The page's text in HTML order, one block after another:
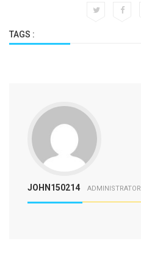
TAGS :
JOHN150214 ADMINISTRATOR